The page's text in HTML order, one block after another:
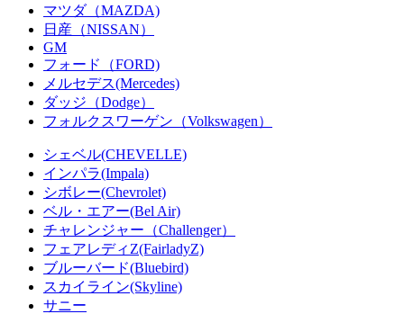
マツダ（MAZDA)
日産（NISSAN）
GM
フォード（FORD)
メルセデス(Mercedes)
ダッジ（Dodge）
フォルクスワーゲン（Volkswagen）
シェベル(CHEVELLE)
インパラ(Impala)
シボレー(Chevrolet)
ベル・エアー(Bel Air)
チャレンジャー（Challenger）
フェアレディZ(FairladyZ)
ブルーバード(Bluebird)
スカイライン(Skyline)
サニー